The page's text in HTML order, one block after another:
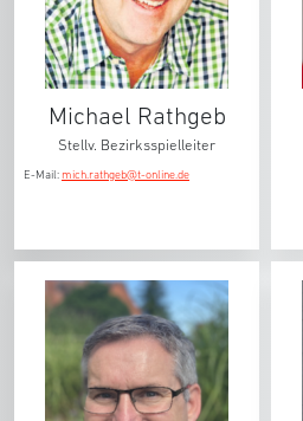
Michael Rathgeb
Stellv. Bezirksspielleiter
E-Mail: mich.rathgeb@t-online.de